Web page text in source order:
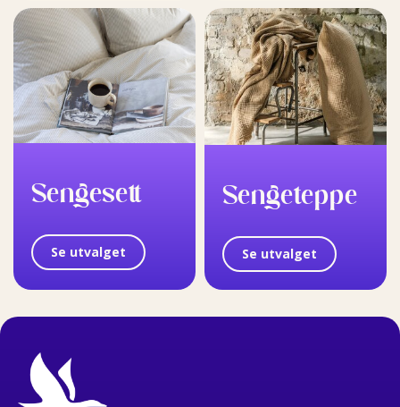
Sengesett
Se utvalget
Sengeteppe
Se utvalget